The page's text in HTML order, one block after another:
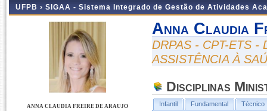
UFPB › SIGAA - Sistema Integrado de Gestão de Atividades
ANNA CLAUDIA FREIRE DE ARAUJO
Anna Claudia
DRPAS - CPT-ETS -
ASSISTÊNCIA À
Disciplinas
Infantil Fundamental Técnico